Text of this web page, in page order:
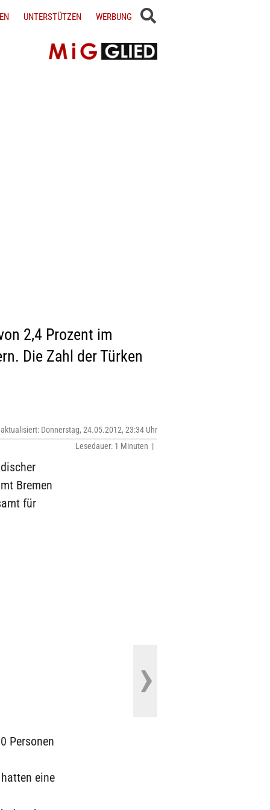
UNTERSTÜTZEN WERBUNG
2,4 Prozent im
Die Zahl der Türken
Donnerstag, 24.05.2012, 23:34 Uhr
Lesedauer: 1 Minuten |
Bremen
für
Personen
eine